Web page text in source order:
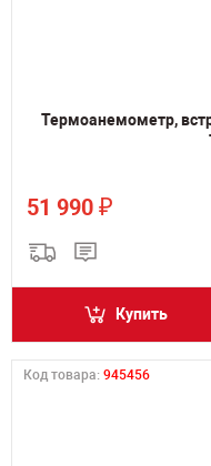
Термоанемометр,
51 990 ₽
Купить
Код товара: 945456